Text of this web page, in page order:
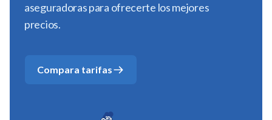
aseguradoras para ofrecerte los mejores
precios.
Compara tarifas